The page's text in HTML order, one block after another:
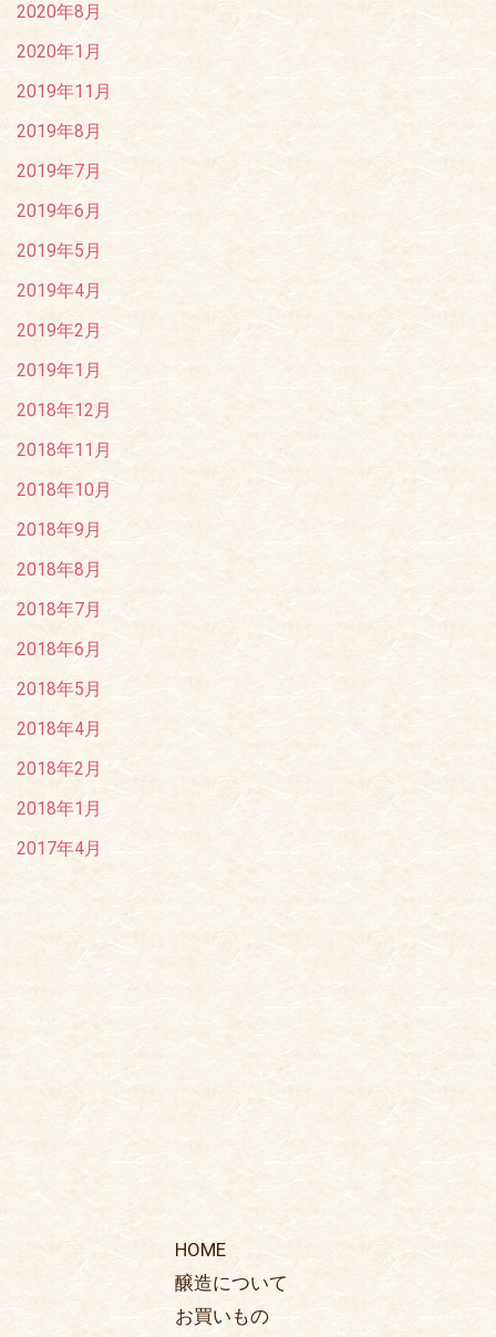
2020年8月
2020年1月
2019年11月
2019年8月
2019年7月
2019年6月
2019年5月
2019年4月
2019年2月
2019年1月
2018年12月
2018年11月
2018年10月
2018年9月
2018年8月
2018年7月
2018年6月
2018年5月
2018年4月
2018年2月
2018年1月
2017年4月
HOME
醸造について
お買いもの